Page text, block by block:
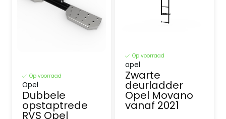
Op voorraad
Opel
Dubbele
opstaptrede
RVS Opel
Op voorraad
opel
Zwarte
deurladder
Opel Movano
vanaf 2021